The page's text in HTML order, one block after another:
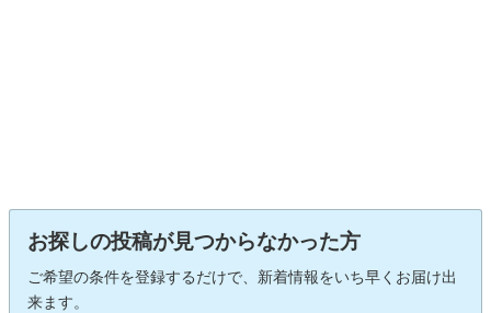
お探しの投稿が見つからなかった方
ご希望の条件を登録するだけで、新着情報をいち早くお届け出
来ます。